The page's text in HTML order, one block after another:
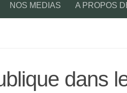
NOS MEDIAS A PROPOS
dans